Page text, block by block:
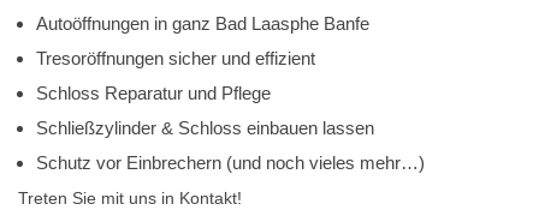
Autoöffnungen in ganz Bad Laasphe Banfe
Tresoröffnungen sicher und effizient
Schloss Reparatur und Pflege
Schließzylinder & Schloss einbauen lassen
Schutz vor Einbrechern (und noch vieles mehr…)
Treten Sie mit uns in Kontakt!